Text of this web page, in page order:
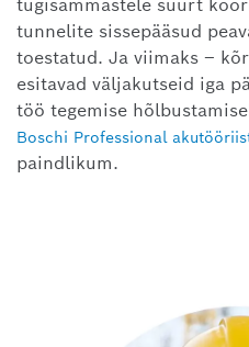
tugisammastele suurt
tunnelite sissepääsud
toestatud. Ja viimaks –
esitavad väljakutseid iga
töö tegemise
Boschi Professional
paindlikum.